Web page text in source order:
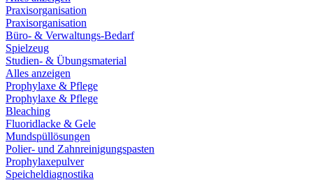
Praxisorganisation
Praxisorganisation
Büro- & Verwaltungs-Bedarf
Spielzeug
Studien- & Übungsmaterial
Alles anzeigen
Prophylaxe & Pflege
Prophylaxe & Pflege
Bleaching
Fluoridlacke & Gele
Mundspüllösungen
Polier- und Zahnreinigungspasten
Prophylaxepulver
Speicheldiagnostika